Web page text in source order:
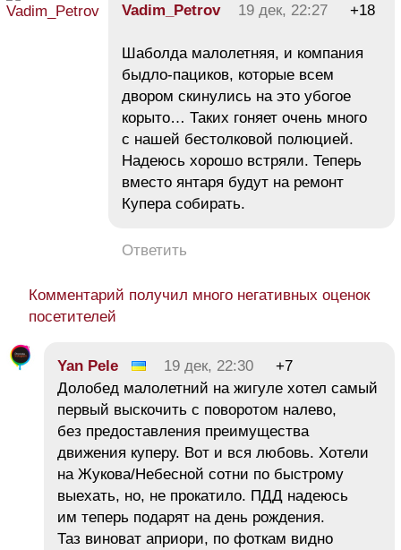
Vadim_Petrov 19 дек, 22:27 +18
Шаболда малолетняя, и компания
быдло-пациков, которые всем
двором скинулись на это убогое
корыто… Таких гоняет очень много
с нашей бестолковой полюцией.
Надеюсь хорошо встряли. Теперь
вместо янтаря будут на ремонт
Купера собирать.
Ответить
Комментарий получил много негативных оценок
посетителей
Yan Pele 19 дек, 22:30
+7
Долобед малолетний на жигуле хотел самый
первый выскочить с поворотом налево,
без предоставления преимущества
движения куперу. Вот и вся любовь. Хотели
на Жукова/Небесной сотни по быстрому
выехать, но, не прокатило. ПДД надеюсь
им теперь подарят на день рождения.
Таз виноват априори, по фоткам видно